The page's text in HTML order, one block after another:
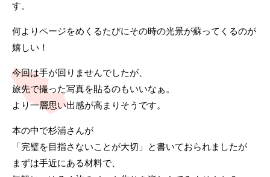
す。
何よりページをめくるたびにその時の光景が蘇ってくるのが
嬉しい！
今回は手が回りませんでしたが、
旅先で撮った写真を貼るのもいいなぁ。
より一層思い出感が高まりそうです。
本の中で杉浦さんが
「完璧を目指さないことが大切」と書いておられましたが
まずは手近にある材料で、